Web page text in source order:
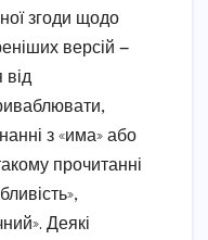
згоди щодо
версій —
від
з «има» або
прочитанні
Деякі